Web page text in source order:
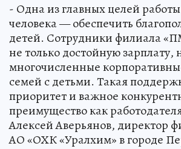
- Одна из главных целей
человека — обеспечить
детей. Сотрудники филиала
не только достойную зарплату,
многочисленные
семей с детьми. Такая
приоритет и важное
преимущество как
Алексей Аверьянов, директор
АО «ОХК «Уралхим» в городе